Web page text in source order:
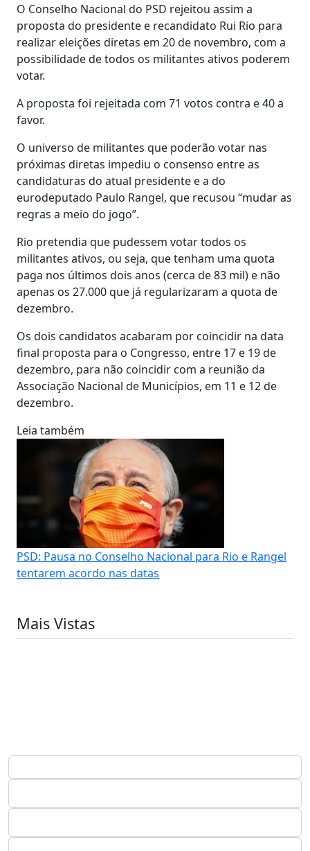
O Conselho Nacional do PSD rejeitou assim a
proposta do presidente e recandidato Rui Rio para
realizar eleições diretas em 20 de novembro, com a
possibilidade de todos os militantes ativos poderem
votar.
A proposta foi rejeitada com 71 votos contra e 40 a
favor.
O universo de militantes que poderão votar nas
próximas diretas impediu o consenso entre as
candidaturas do atual presidente e a do
eurodeputado Paulo Rangel, que recusou “mudar as
regras a meio do jogo”.
Rio pretendia que pudessem votar todos os
militantes ativos, ou seja, que tenham uma quota
paga nos últimos dois anos (cerca de 83 mil) e não
apenas os 27.000 que já regularizaram a quota de
dezembro.
Os dois candidatos acabaram por coincidir na data
final proposta para o Congresso, entre 17 e 19 de
dezembro, para não coincidir com a reunião da
Associação Nacional de Municípios, em 11 e 12 de
dezembro.
Leia também
PSD: Pausa no Conselho Nacional para Rio e Rangel
tentarem acordo nas datas
Mais Vistas